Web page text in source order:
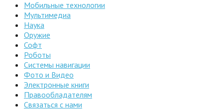
Мобильные технологии
Мультимедиа
Наука
Оружие
Софт
Роботы
Системы навигации
Фото и Видео
Электронные книги
Правообладателям
Связаться с нами